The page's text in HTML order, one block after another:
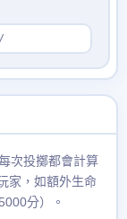
次投擲都會計算
家，如額外生命
分）。